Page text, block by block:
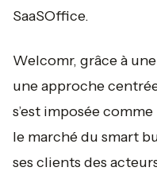
SaaSOffice.
Welcomr, grâce à
une approche
s’est imposée
le marché du smart
ses clients des